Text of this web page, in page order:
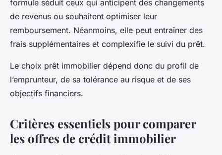
formule séduit ceux qui anticipent des changements
de revenus ou souhaitent optimiser leur
remboursement. Néanmoins, elle peut entraîner des
frais supplémentaires et complexifie le suivi du prêt.
Le choix prêt immobilier dépend donc du profil de
l’emprunteur, de sa tolérance au risque et de ses
objectifs financiers.
Critères essentiels pour comparer
les offres de crédit immobilier